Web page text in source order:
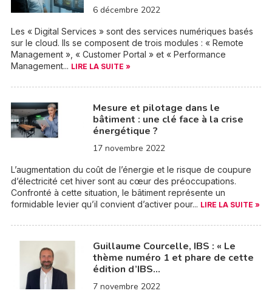
6 décembre 2022
Les « Digital Services » sont des services numériques basés
sur le cloud. Ils se composent de trois modules : « Remote
Management », « Customer Portal » et « Performance
Management... LIRE LA SUITE »
Mesure et pilotage dans le
bâtiment : une clé face à la crise
énergétique ?
17 novembre 2022
L’augmentation du coût de l’énergie et le risque de coupure
d’électricité cet hiver sont au cœur des préoccupations.
Confronté à cette situation, le bâtiment représente un
formidable levier qu’il convient d’activer pour... LIRE LA SUITE »
Guillaume Courcelle, IBS : « Le
thème numéro 1 et phare de cette
édition d’IBS…
7 novembre 2022